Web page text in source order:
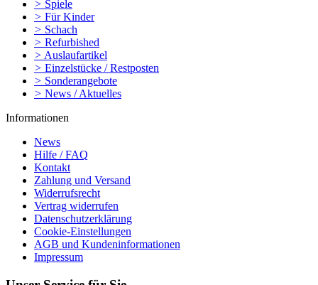
> Spiele
> Für Kinder
> Schach
> Refurbished
> Auslaufartikel
> Einzelstücke / Restposten
> Sonderangebote
> News / Aktuelles
Informationen
News
Hilfe / FAQ
Kontakt
Zahlung und Versand
Widerrufsrecht
Vertrag widerrufen
Datenschutzerklärung
Cookie-Einstellungen
AGB und Kundeninformationen
Impressum